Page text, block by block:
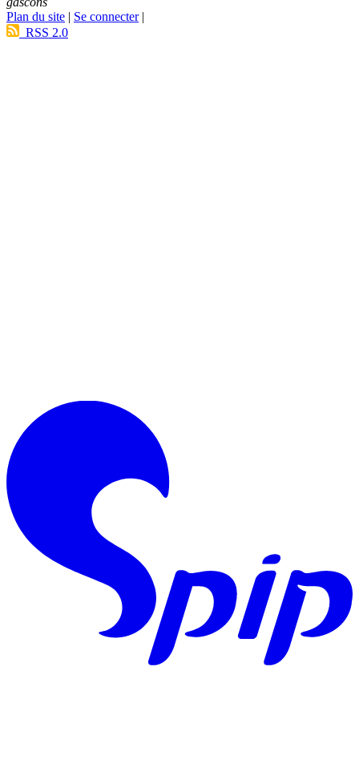
Plan du site | Se connecter|
RSS 2.0